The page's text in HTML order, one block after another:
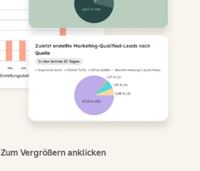
Zum Vergrößern anklicken